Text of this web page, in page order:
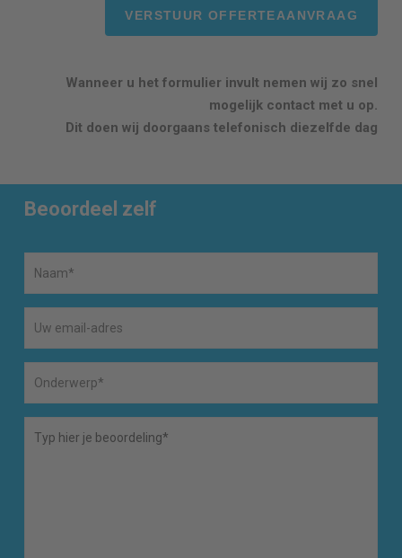
Wanneer u het formulier invult nemen wij zo snel
mogelijk contact met u op.
Dit doen wij doorgaans telefonisch diezelfde dag
Beoordeel zelf